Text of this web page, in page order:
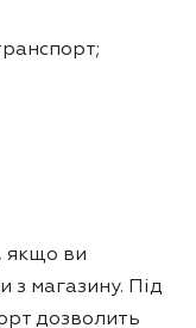
якщо ви
з магазину. Під
дозволить